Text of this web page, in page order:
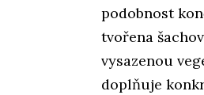
podobnost
tvořena
vysazenou
doplňuje